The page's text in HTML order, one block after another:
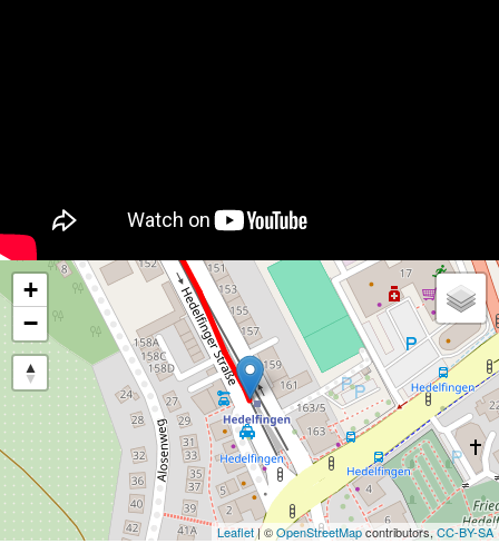
+
−
Leaflet| ©OpenStreetMapcontributors,CC-BY-SA